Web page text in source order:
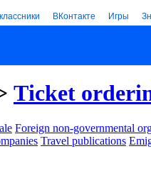
ВКонтакте Игры
Тicket
Foreign non-governmental
Travel publications